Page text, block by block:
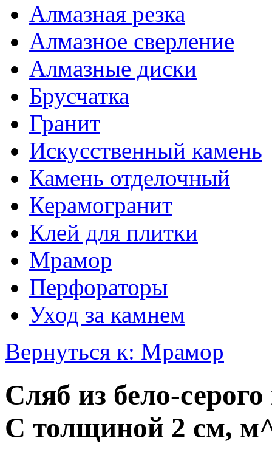
Алмазная резка
Алмазное сверление
Алмазные диски
Брусчатка
Гранит
Искусственный камень
Камень отделочный
Керамогранит
Клей для плитки
Мрамор
Перфораторы
Уход за камнем
Вернуться к: Мрамор
Сляб из бело-
С толщиной 2 см,